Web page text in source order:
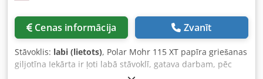
Cenas informācija Zvanīt
Stāvoklis: labi (lietots), Polar Mohr 115 XT papīra griešanas
giljotīna Iekārta ir ļoti labā stāvoklī, gatava darbam, pēc
tehniskās apskates. Maz lietota. Ražošanas gads: 2010. Tā